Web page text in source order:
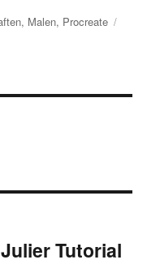
, Malen, Procreate
Tutorial